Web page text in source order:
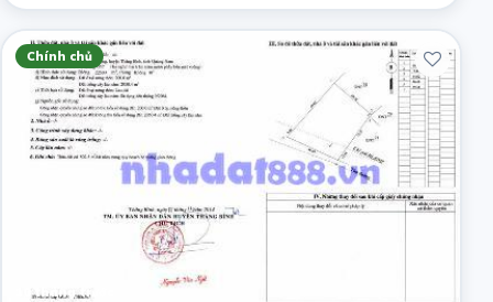
Chính chủ
10 tháng trước